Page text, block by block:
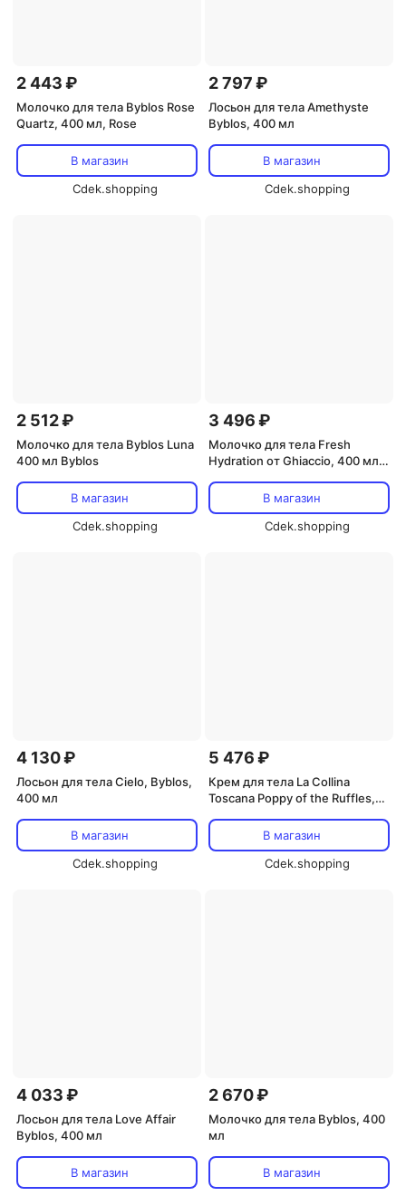
2 443 ₽
Молочко для тела Byblos Rose
Quartz, 400 мл, Rose
В магазин
Cdek.shopping
2 797 ₽
Лосьон для тела Amethyste
Byblos, 400 мл
В магазин
Cdek.shopping
2 512 ₽
Молочко для тела Byblos Luna
400 мл Byblos
В магазин
Cdek.shopping
3 496 ₽
Молочко для тела Fresh
Hydration от Ghiaccio, 400 мл
В магазин
Cdek.shopping
4 130 ₽
Лосьон для тела Cielo, Byblos,
400 мл
В магазин
Cdek.shopping
5 476 ₽
Крем для тела La Collina
Toscana Poppy of the Ruffles,
В магазин
Cdek.shopping
4 033 ₽
Лосьон для тела Love Affair
Byblos, 400 мл
В магазин
2 670 ₽
Молочко для тела Byblos, 400
мл
В магазин